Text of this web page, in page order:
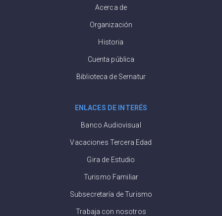
Acerca de
Organización
Historia
Cuenta pública
Biblioteca de Sernatur
ENLACES DE INTERÉS
Banco Audiovisual
Vacaciones Tercera Edad
Gira de Estudio
Turismo Familiar
Subsecretaría de Turismo
Trabaja con nosotros